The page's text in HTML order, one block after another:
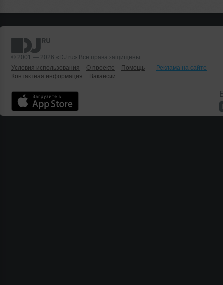
© 2001 — 2026 «DJ.ru» Все права защищены.
Условия использования
О проекте Помощь
Реклама на сайте
Контактная информация
Вакансии